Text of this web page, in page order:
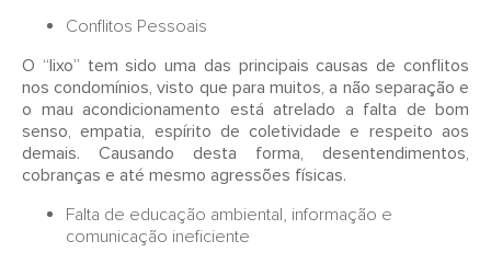
Conflitos Pessoais
O “lixo” tem sido uma das principais causas de conflitos
nos condomínios, visto que para muitos, a não separação e
o mau acondicionamento está atrelado a falta de bom
senso, empatia, espírito de coletividade e respeito aos
demais. Causando desta forma, desentendimentos,
cobranças e até mesmo agressões físicas.
Falta de educação ambiental, informação e
comunicação ineficiente